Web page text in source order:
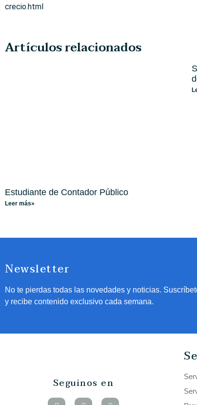
crecio.html
Artículos relacionados
Estudiante de Contador Público
Leer más»
Newsletter
No te pierdas todas las novedades y noticias.
y recibe contenido exclusivo cada semana.
Seguinos en